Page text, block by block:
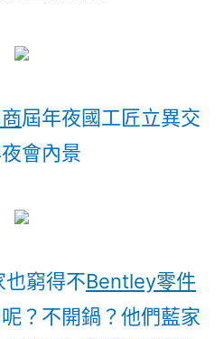
屆年夜國工匠立異交
會內景
也窮得不Bentley零件
？不開鍋？他們藍家